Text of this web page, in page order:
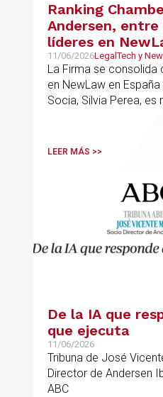
Ranking
Andersen,
líderes en
España y Europa
11/06/2026LegalTech y
La Firma se
en NewLaw en España
Socia, Silvia Perea,
LEER MÁS >>
De la IA que
que ejecuta
11/06/2026
Tribuna de José
Director de Andersen
ABC